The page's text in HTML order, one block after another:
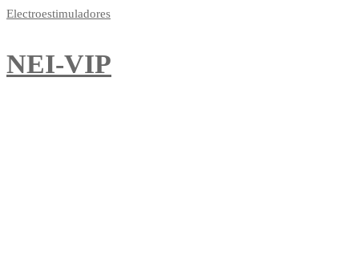
Electroestimuladores
NEI-VIP